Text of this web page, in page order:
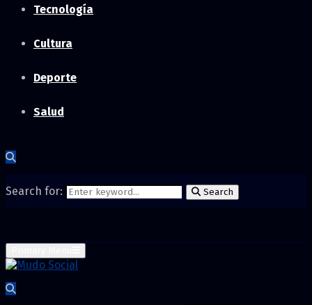
Tecnología
Cultura
Deporte
Salud
Search for: Search